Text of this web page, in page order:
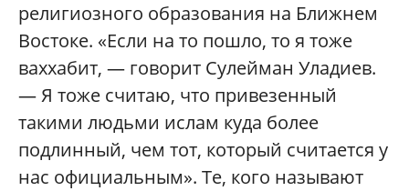
религиозного образования на Ближнем
Востоке. «Если на то пошло, то я тоже
ваххабит, — говорит Сулейман Уладиев.
— Я тоже считаю, что привезенный
такими людьми ислам куда более
подлинный, чем тот, который считается у
нас официальным». Те, кого называют